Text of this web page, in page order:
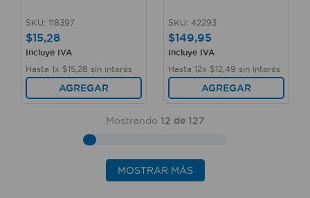
SKU: 118397
$15,28
Incluye IVA
Hasta 1x $15 28 sin interés
AGREGAR
SKU: 42293
$149,95
Incluye IVA
Hasta 12x $12 49 sin interés
AGREGAR
Mostrando 12 de 127
MOSTRAR MÁS